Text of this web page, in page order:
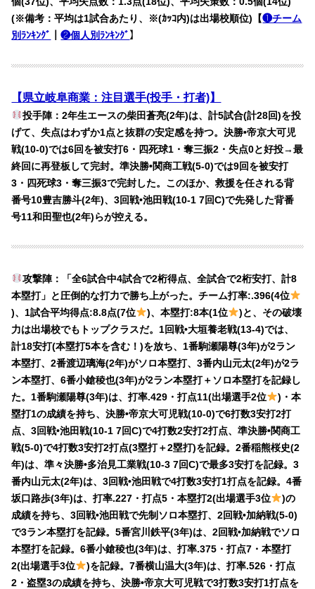
(※備考：平均は1試合あたり、※(ｶｯｺ内)は出場校順位)【❶チーム
別ﾗﾝｷﾝｸﾞ
｜❷個人別ﾗﾝｷﾝｸﾞ】
【県立岐阜商業：注目選手(投手・打者)】
投手陣：2年生エースの柴田蒼亮(2年)は、計5試合(計28回)を投
げて、失点はわずか1点と抜群の安定感を持つ。決勝•帝京大可児
戦(10-0)では6回を被安打6・四死球1・奪三振2・失点0と好投→最
終回に再登板して完封。準決勝•関商工戦(5-0)では9回を被安打
3・四死球3・奪三振3で完封した。このほか、救援を任される背
番号10豊吉勝斗(2年)、3回戦•池田戦(10-1 7回C)で先発した背番
号11和田聖也(2年)らが控える。
攻撃陣：「全6試合中4試合で2桁得点、全試合で2桁安打、計8
本塁打」と圧倒的な打力で勝ち上がった。チーム打率:.396(4位
)、1試合平均得点:8.8点(7位
)、本塁打:8本(1位
)と、その破壊
力は出場校でもトップクラスだ。1回戦•大垣養老戦(13-4)では、
計18安打(本塁打5本を含む！)を放ち、1番駒瀬陽尊(3年)が2ラン
本塁打、2番渡辺璃海(2年)がソロ本塁打、3番内山元太(2年)が2ラ
ン本塁打、6番小鎗稜也(3年)が2ラン本塁打＋ソロ本塁打を記録し
た。1番駒瀬陽尊(3年)は、打率.429・打点11(出場選手2位
)・本
塁打1の成績を持ち、決勝•帝京大可児戦(10-0)で6打数3安打2打
点、3回戦•池田戦(10-1 7回C)で4打数2安打2打点、準決勝•関商工
戦(5-0)で4打数3安打2打点(3塁打＋2塁打)を記録。2番稲熊桜史(2
年)は、準々決勝•多治見工業戦(10-3 7回C)で最多3安打を記録。3
番内山元太(2年)は、3回戦•池田戦で4打数3安打1打点を記録。4番
坂口路歩(3年)は、打率.227・打点5・本塁打2(出場選手3位
)の
成績を持ち、3回戦•池田戦で先制ソロ本塁打、2回戦•加納戦(5-0)
で3ラン本塁打を記録。5番宮川鉄平(3年)は、2回戦•加納戦でソロ
本塁打を記録。6番小鎗稜也(3年)は、打率.375・打点7・本塁打
2(出場選手3位
)を記録。7番横山温大(3年)は、打率.526・打点
2・盗塁3の成績を持ち、決勝•帝京大可児戦で3打数3安打1打点を